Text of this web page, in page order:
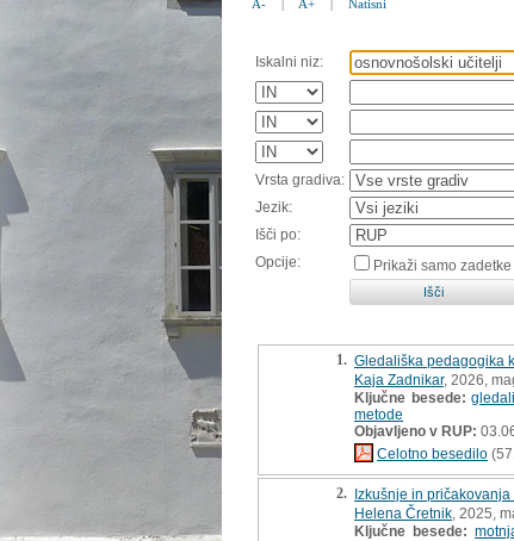
A- | A+ | Natisni
Iskalni niz:
Vrsta gradiva:
Jezik:
Išči po:
Opcije:
Prikaži samo
1. Gledališka pedagogika
Kaja Zadnikar, 2026,
Ključne besede:
metode
Objavljeno v RUP:
Celotno besedilo
2. Izkušnje in
Helena Čretnik , 2025,
Ključne besede: